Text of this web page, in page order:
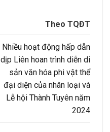
Theo TQĐT
Nhiều hoạt động hấp dẫn
dịp Liên hoan trình diễn di
sản văn hóa phi vật thể
đại diện của nhân loại và
Lễ hội Thành Tuyên năm
2024